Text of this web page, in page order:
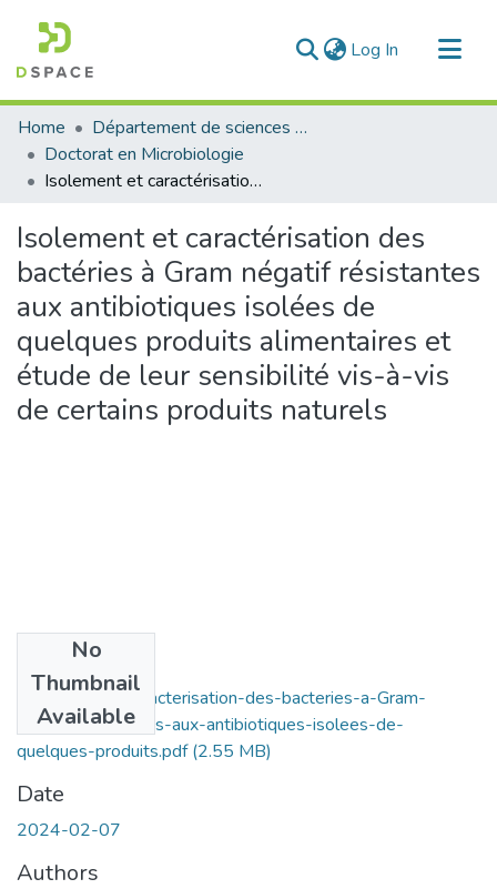
Log In (current)
Communities & Collections
All of DSpace
Statistics
Home
Département de sciences de la nature et de la vie
Doctorat en Microbiologie
Isolement et caractérisation des bactéries à Gram négatif résistantes aux antibiotiques isolées de quelques produits alimentaires et étude de leur sensibilité vis-à-vis de certains produits naturels
Isolement et caractérisation des
bactéries à Gram négatif résistantes
aux antibiotiques isolées de
quelques produits alimentaires et
étude de leur sensibilité vis-à-vis
de certains produits naturels
No
Thumbnail
Available
Isolement-et-caracterisation-des-bacteries-a-Gram-
negatif-resistantes-aux-antibiotiques-isolees-de-
quelques-produits.pdf(2.55 MB)
Date
2024-02-07
Authors